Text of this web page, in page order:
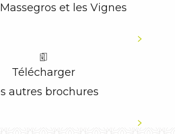
et les Vignes
DE LA CANOURGUE
Télécharger
autres brochures